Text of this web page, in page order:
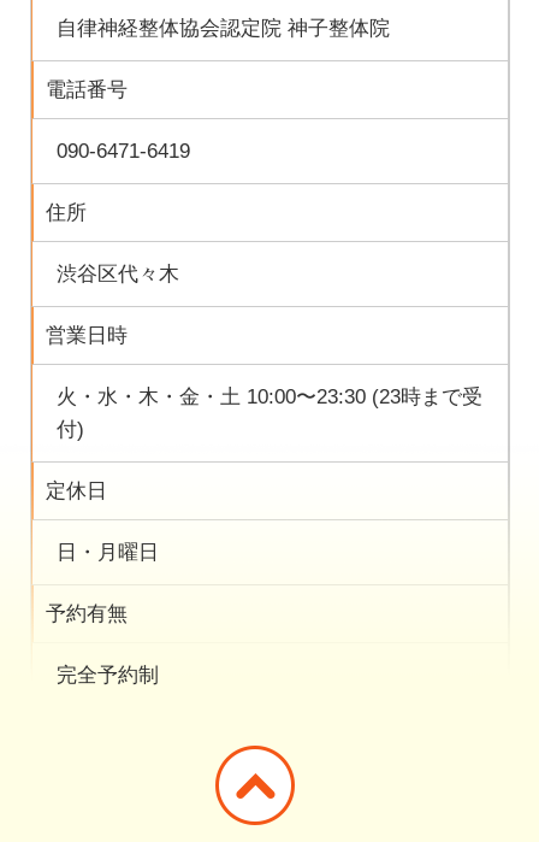
自律神経整体協会認定院 神子整体院
電話番号
090-6471-6419
住所
渋谷区代々木
営業日時
火・水・木・金・土 10:00〜23:30 (23時まで受
付)
定休日
日・月曜日
予約有無
完全予約制